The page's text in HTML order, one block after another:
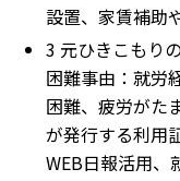
設置、家賃補助
3 元ひきこもり
困難事由：就労
困難、疲労がた
が発行する利用
WEB日報活用、